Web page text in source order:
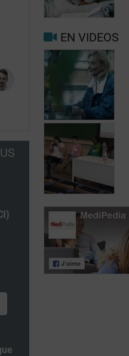
migraine ou
maux de tête?
Mieux vivre
avec la
migraine au
quotidien
EN VIDEOS
Carole, 55 ans,
solution aux
patients atteints
de lymphome:
Mariangela
Fiorente,
ALWB